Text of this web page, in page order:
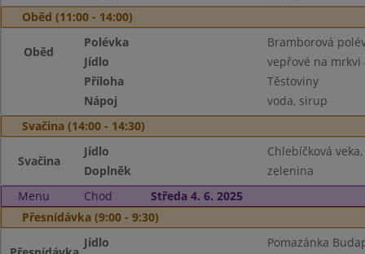
Oběd (11:00 - 14:00)
Oběd
Polévka
Bramborová
Jídlo
vepřové na mrkvi
Příloha
Těstoviny
Nápoj
voda, sirup
Svačina (14:00 - 14:30)
Svačina
Jídlo
Chlebíčková
Doplněk
zelenina
Menu
Chod
Středa 4. 6. 2025
Přesnídávka (9:00 - 9:30)
Jídlo
Pomazánka